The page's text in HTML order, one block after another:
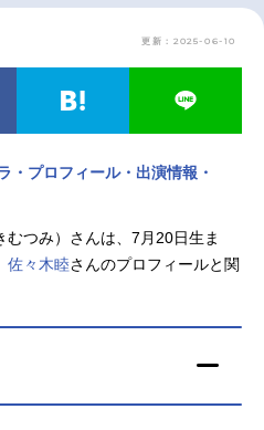
声優記事一覧
更新：2025-06-10
・プロフィール・出演情報・
むつみ）さんは、7月20日生ま
佐々木睦さんのプロフィールと関